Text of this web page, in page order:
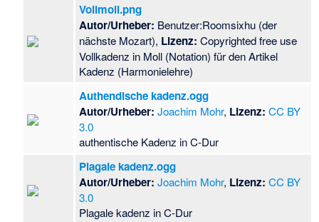
Vollmoll.png
Autor/Urheber: Benutzer:Roomsixhu (der
nächste Mozart), Lizenz: Copyrighted free use
Vollkadenz in Moll (Notation) für den Artikel
Kadenz (Harmonielehre)
Authendische kadenz.ogg
Autor/Urheber: Joachim Mohr, Lizenz: CC BY
3.0
authentische Kadenz in C-Dur
Plagale kadenz.ogg
Autor/Urheber: Joachim Mohr, Lizenz: CC BY
3.0
Plagale kadenz in C-Dur